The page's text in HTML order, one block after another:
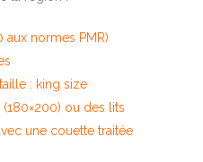
aux normes PMR)
: king size
ou des lits
une couette traitée